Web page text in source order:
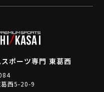
ポーツ専門 東葛西
西5-20-9